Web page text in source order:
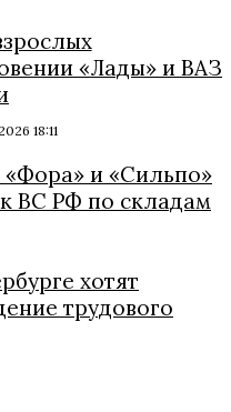
«Лады» и ВАЗ
18:11
«Фора» и «Сильпо»
ВС РФ по складам
хотят
трудового